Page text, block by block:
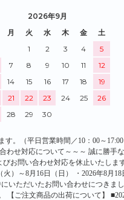
2026年9月
月 火 水 木 金
土
1
2 3 4
5
7 8 9 10 11
12
14 15 16 17 18
19
21 22 23 24 25
26
28 29 30
。（平日営業時間／10：00～
わせ対応について～～～ 誠に勝手
お問い合わせ対応を休止いたしま
火）～8月16日（日） ・2026年8月18
いただいたお問い合わせにつきま
【ご注文商品の出荷について】